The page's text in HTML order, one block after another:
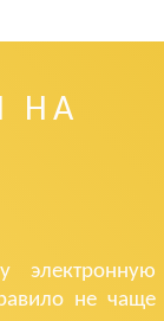
НА
электронную
не чаще